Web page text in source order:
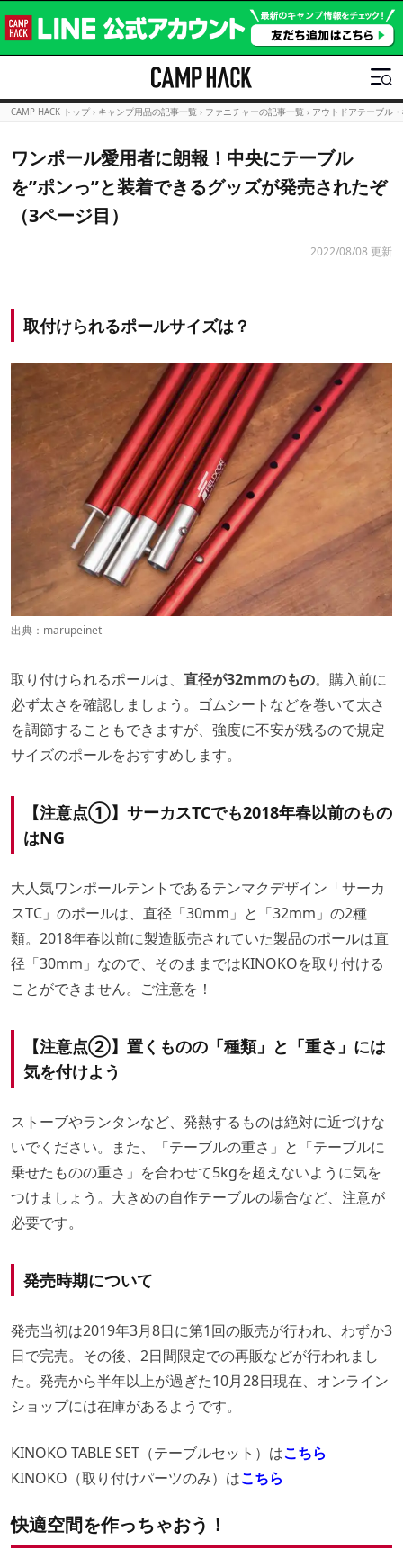
CAMP HACK トップ › キャンプ用品の記事一覧 › ファニチャーの記事一覧 › アウトドアテーブル
ワンポール愛用者に朗報！中央にテーブル
を”ポンっ”と装着できるグッズが発売されたぞ
（3ページ目）
2022/08/08 更新
取付けられるポールサイズは？
出典： marupeinet
取り付けられるポールは、 直径が32mmのもの。購入前に
必ず太さを確認しましょう。ゴムシートなどを巻いて太さ
を調節することもできますが、強度に不安が残るので規定
サイズのポールをおすすめします。
【注意点①】サーカスTCでも2018年春以前のもの
はNG
大人気ワンポールテントであるテンマクデザイン「サーカ
スTC」のポールは、直径「30mm」と「32mm」の2種
類。2018年春以前に製造販売されていた製品のポールは直
径「30mm」なので、そのままではKINOKOを取り付ける
ことができません。ご注意を！
【注意点②】置くものの「種類」と「重さ」には
気を付けよう
ストーブやランタンなど、発熱するものは絶対に近づけな
いでください。また、「テーブルの重さ」と「テーブルに
乗せたものの重さ」を合わせて5kgを超えないように気を
つけましょう。大きめの自作テーブルの場合など、注意が
必要です。
発売時期について
発売当初は2019年3月8日に第1回の販売が行われ、わずか3
日で完売。その後、2日間限定での再販などが行われまし
た。発売から半年以上が過ぎた10月28日現在、オンライン
ショップには在庫があるようです。
KINOKO TABLE SET（テーブルセット）はこちら
KINOKO（取り付けパーツのみ）はこちら
快適空間を作っちゃおう！